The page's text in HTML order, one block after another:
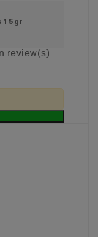
15gr
review(s)